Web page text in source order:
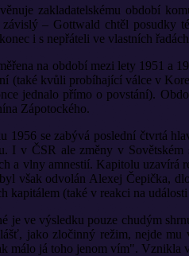
zakladatelskému období
– Gottwald chtěl posudky
i s nepřáteli ve vlastních
na období mezi lety 1951 a
(také kvůli probíhající válce v
jednalo přímo o povstání).
Zápotockého.
1956 se zabývá poslední čtvrtá
I v ČSR ale změny v
a vlny amnestií. Kapitolu uzavírá
však odvolán Alexej Čepička,
kapitálem (také v reakci na
je ve výsledku pouze chudým
jako zločinný režim, nejde mu
málo já toho jenom vím". Vznikla